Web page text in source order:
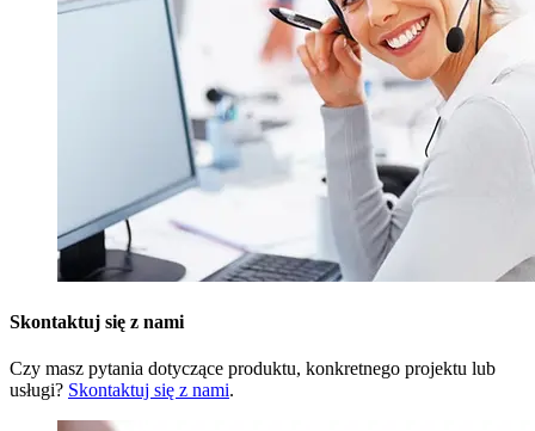
Skontaktuj się z nami
Czy masz pytania dotyczące produktu, konkretnego projektu lub
usługi? Skontaktuj się z nami.